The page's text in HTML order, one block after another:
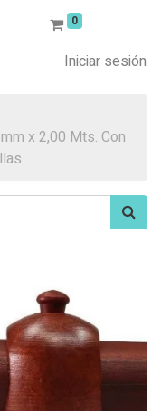
0
Iniciar sesión
x 2,00 Mts. Con